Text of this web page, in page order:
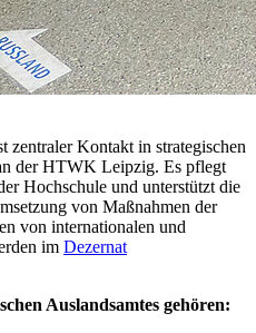
zentraler Kontakt in strategischen
der HTWK Leipzig. Es pflegt
Hochschule und unterstützt die
von Maßnahmen der
von internationalen und
im Dezernat
Auslandsamtes gehören: